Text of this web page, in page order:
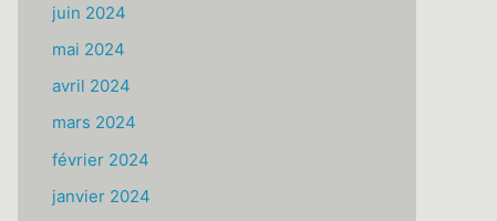
juin 2024
mai 2024
avril 2024
mars 2024
février 2024
janvier 2024